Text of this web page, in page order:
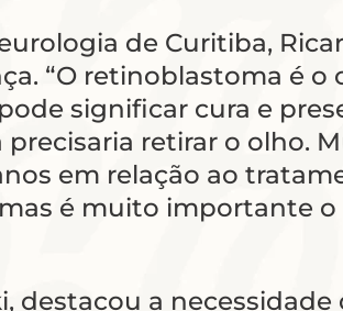
de Curitiba,
“O retinoblastoma é
significar cura e
retirar o olho.
em relação ao
é muito importante
a